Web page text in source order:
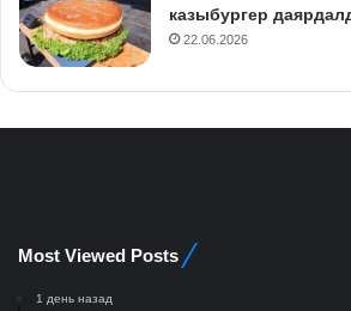
казыбургер
22.06.2026
Most Viewed Posts
1 день назад